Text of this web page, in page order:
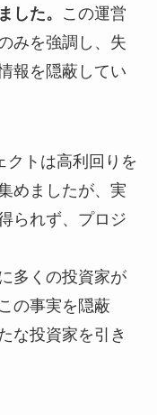
した。
この運営
みを強調し、失
報を隠蔽してい
クトは高利回りを
めましたが、実
られず、プロジ
多くの投資家が
の事実を隠蔽
な投資家を引き